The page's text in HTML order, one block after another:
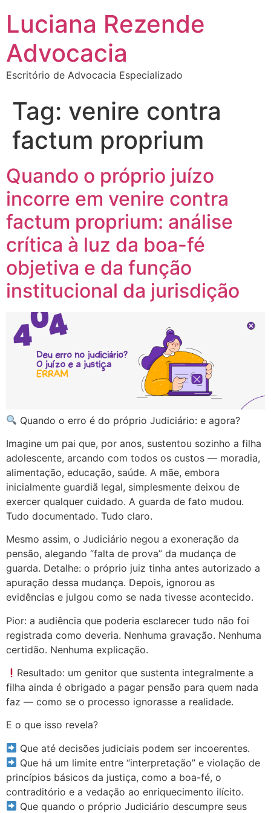
Luciana Rezende
Advocacia
Escritório de Advocacia Especializado
Tag: venire contra
factum proprium
Quando o próprio juízo
incorre em venire contra
factum proprium: análise
crítica à luz da boa-fé
objetiva e da função
institucional da jurisdição
Quando o erro é do próprio Judiciário: e agora?
Imagine um pai que, por anos, sustentou sozinho a filha
adolescente, arcando com todos os custos — moradia,
alimentação, educação, saúde. A mãe, embora
inicialmente guardiã legal, simplesmente deixou de
exercer qualquer cuidado. A guarda de fato mudou.
Tudo documentado. Tudo claro.
Mesmo assim, o Judiciário negou a exoneração da
pensão, alegando “falta de prova” da mudança de
guarda. Detalhe: o próprio juiz tinha antes autorizado a
apuração dessa mudança. Depois, ignorou as
evidências e julgou como se nada tivesse acontecido.
Pior: a audiência que poderia esclarecer tudo não foi
registrada como deveria. Nenhuma gravação. Nenhuma
certidão. Nenhuma explicação.
Resultado: um genitor que sustenta integralmente a
filha ainda é obrigado a pagar pensão para quem nada
faz — como se o processo ignorasse a realidade.
E o que isso revela?
Que até decisões judiciais podem ser incoerentes.
Que há um limite entre “interpretação” e violação de
princípios básicos da justiça, como a boa-fé, o
contraditório e a vedação ao enriquecimento ilícito.
Que quando o próprio Judiciário descumpre seus